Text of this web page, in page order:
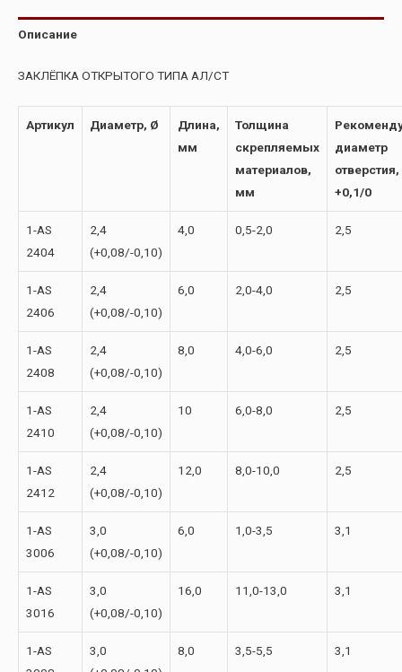
Описание
ЗАКЛЁПКА ОТКРЫТОГО ТИПА АЛ/СТ
Артикул Диаметр, Ø
Длина,
мм
Толщина
скрепляемых
материалов,
мм
диаметр
+0,1/0
1-АS
2404
2,4
(+0,08/-0,10)
4,0 0,5-2,0 2,5
1-АS
2406
2,4
(+0,08/-0,10)
6,0 2,0-4,0 2,5
1-АS
2408
2,4
(+0,08/-0,10)
8,0 4,0-6,0 2,5
1-АS
2410
2,4
(+0,08/-0,10)
10 6,0-8,0 2,5
1-АS
2412
2,4
(+0,08/-0,10)
12,0 8,0-10,0 2,5
1-АS
3006
3,0
(+0,08/-0,10)
6,0 1,0-3,5 3,1
1-АS
3016
3,0
(+0,08/-0,10)
16,0 11,0-13,0 3,1
1-АS
3,0
8,0 3,5-5,5 3,1